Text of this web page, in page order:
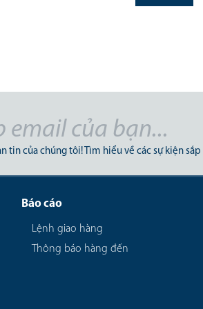
tin của chúng tôi! Tìm hiểu về các sự kiện
Báo cáo
Lệnh giao hàng
Thông báo hàng đến